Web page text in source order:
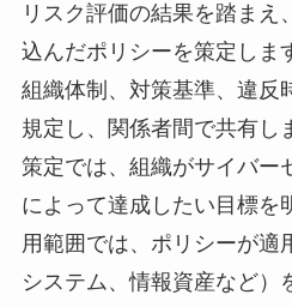
リスク評価の結果を踏まえ
込んだポリシーを策定しま
組織体制、対策基準、違反
規定し、関係者間で共有し
策定では、組織がサイバー
によって達成したい目標を
用範囲では、ポリシーが適
システム、情報資産など）